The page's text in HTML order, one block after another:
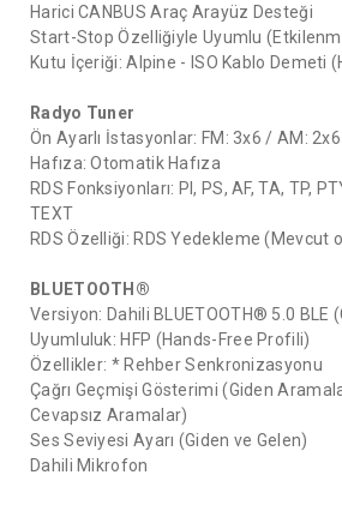
Harici CANBUS Araç Arayüz Desteği
Start-Stop Özelliğiyle Uyumlu
Kutu İçeriği: Alpine - ISO Kablo Demeti
Radyo Tuner
Ön Ayarlı İstasyonlar: FM: 3x6 / AM: 2x6
Hafıza: Otomatik Hafıza
RDS Fonksiyonları: PI, PS, AF, TA, TP,
TEXT
RDS Özelliği: RDS Yedekleme (Mevcut
BLUETOOTH®
Versiyon: Dahili BLUETOOTH® 5.0 BLE
Uyumluluk: HFP (Hands-Free Profili)
Özellikler: * Rehber Senkronizasyonu
Çağrı Geçmişi Gösterimi (Giden
Cevapsız Aramalar)
Ses Seviyesi Ayarı (Giden ve Gelen)
Dahili Mikrofon